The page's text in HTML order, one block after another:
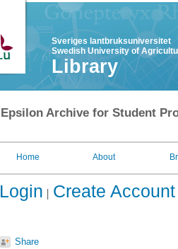
Sveriges lantbruksuniversitet
Swedish University of
Library
Epsilon Archive for Student
Home About
Login Create Account
Share